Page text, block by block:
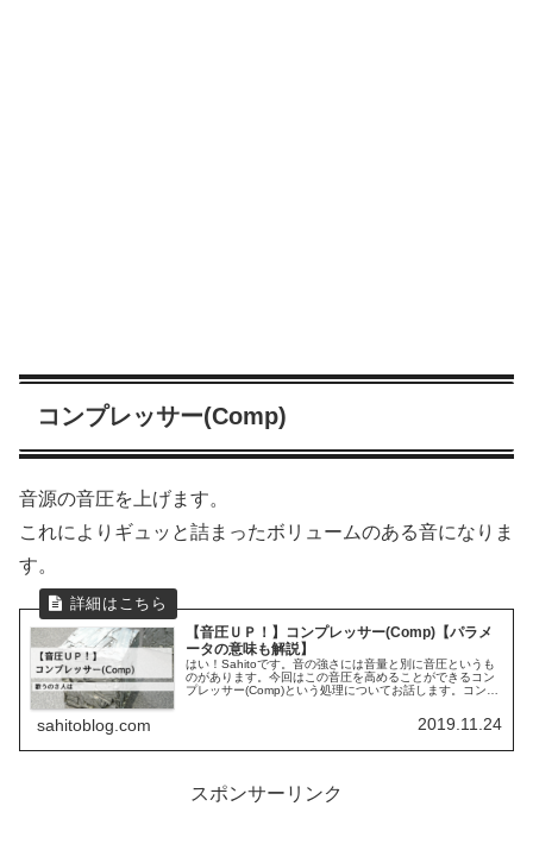
コンプレッサー(Comp)
音源の音圧を上げます。
これによりギュッと詰まったボリュームのある音になりま
す。
【音圧ＵＰ！】コンプレッサー(Comp)【パラメ
ータの意味も解説】
はい！Sahitoです。音の強さには音量と別に音圧というも
のがあります。今回はこの音圧を高めることができるコン
プレッサー(Comp)という処理についてお話します。コンプ
sahitoblog.com 2019.11.24
スポンサーリンク